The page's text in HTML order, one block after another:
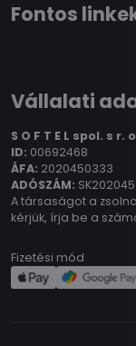
Fontos
Vállalati
S O F T E L spol. s r.
ID: 00692468
ÁFA: 2020450333
ADÓSZÁM:
A társaságot a
kérjük, írja be a
Fizetési mód